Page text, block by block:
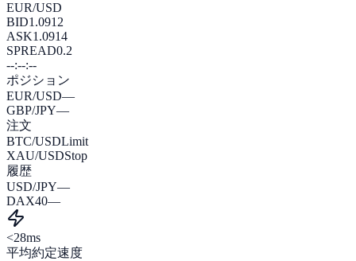
EUR/USD
BID1.0912
ASK1.0914
SPREAD0.2
--:--:--
ポジション
EUR/USD—
GBP/JPY—
注文
BTC/USDLimit
XAU/USDStop
履歴
USD/JPY—
DAX40—
<28ms
平均約定速度